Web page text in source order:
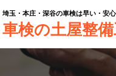
埼玉・本庄・深谷の車検は早い・安
車検の土屋整